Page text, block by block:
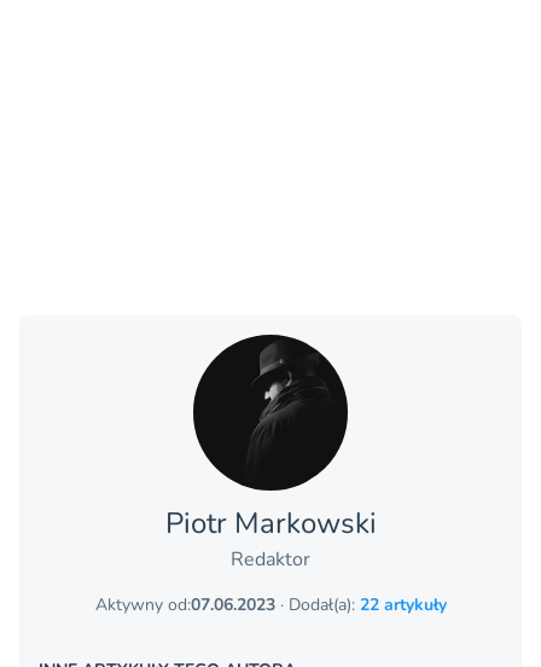
Piotr Markowski
Redaktor
Aktywny od:07.06.2023· Dodał(a): 22 artykuły